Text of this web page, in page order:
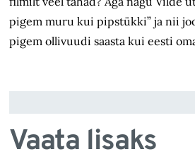
pigem muru kui pipstükki” ja nii
pigem ollivuudi saasta kui eesti
Vaata lisaks